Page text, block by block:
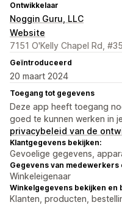
Ontwikkelaar
Noggin Guru, LLC
Website
7151 O'Kelly Chapel Rd,
Geïntroduceerd
20 maart 2024
Toegang tot gegevens
Deze app heeft toegang
goed te kunnen werken in
privacybeleid van de
Klantgegevens bekijken:
Gevoelige gegevens,
Gegevens van
Winkeleigenaar
Winkelgegevens bekijken en
Klanten, producten,